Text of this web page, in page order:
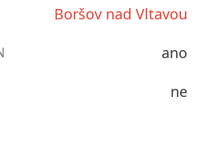
Boršov nad Vltavou
ano
ne